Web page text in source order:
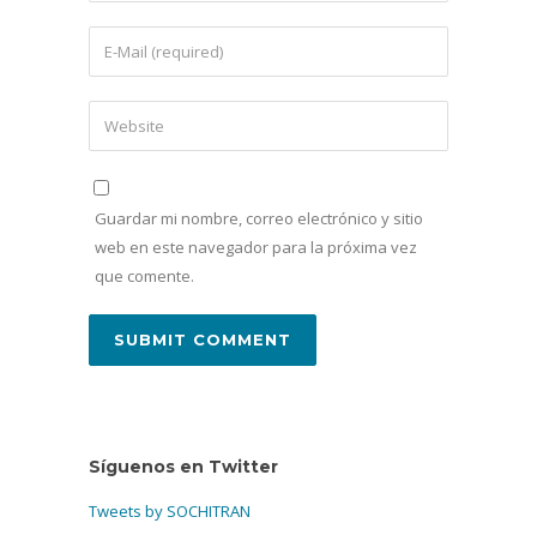
Guardar mi nombre, correo electrónico y sitio
web en este navegador para la próxima vez
que comente.
Síguenos en Twitter
Tweets by SOCHITRAN